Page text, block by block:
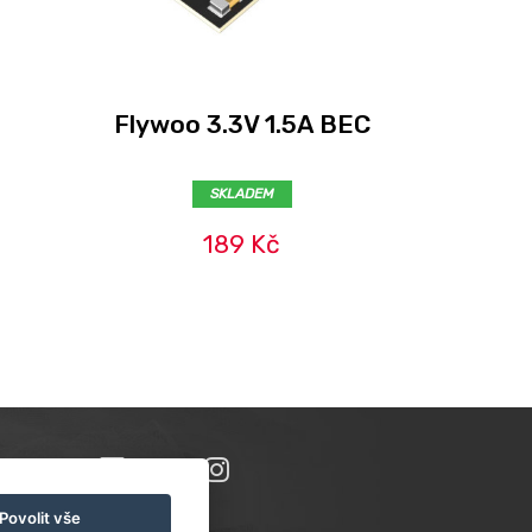
Flywoo 3.3V 1.5A BEC
SKLADEM
189 Kč
Povolit vše